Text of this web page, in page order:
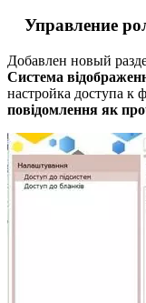
Управление
Добавлен новый
Система
настройка доступа к
повідомлення як